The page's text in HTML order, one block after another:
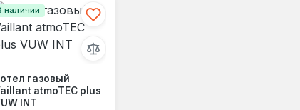
наличии
газовый
atmoTEC plus
INT